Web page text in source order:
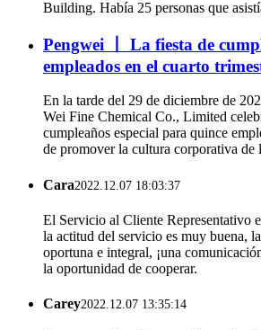
Building. Había 25 personas que
Pengwei 丨 La fiesta de
empleados en el cuarto
En la tarde del 29 de diciembre de
Wei Fine Chemical Co., Limited
cumpleaños especial para quince
de promover la cultura corporativa de
Cara2022.12.07 18:03:37
El Servicio al Cliente Representativo
la actitud del servicio es muy buena,
oportuna e integral, ¡una
la oportunidad de cooperar.
Carey2022.12.07 13:35:14